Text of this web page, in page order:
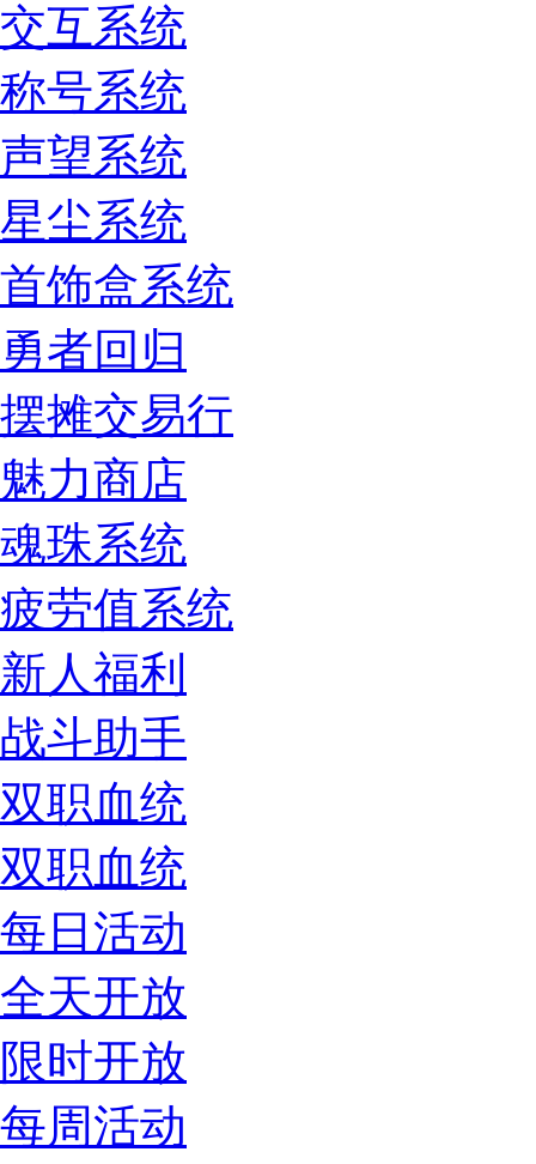
交互系统
称号系统
声望系统
星尘系统
首饰盒系统
勇者回归
摆摊交易行
魅力商店
魂珠系统
疲劳值系统
新人福利
战斗助手
双职血统
双职血统
每日活动
全天开放
限时开放
每周活动